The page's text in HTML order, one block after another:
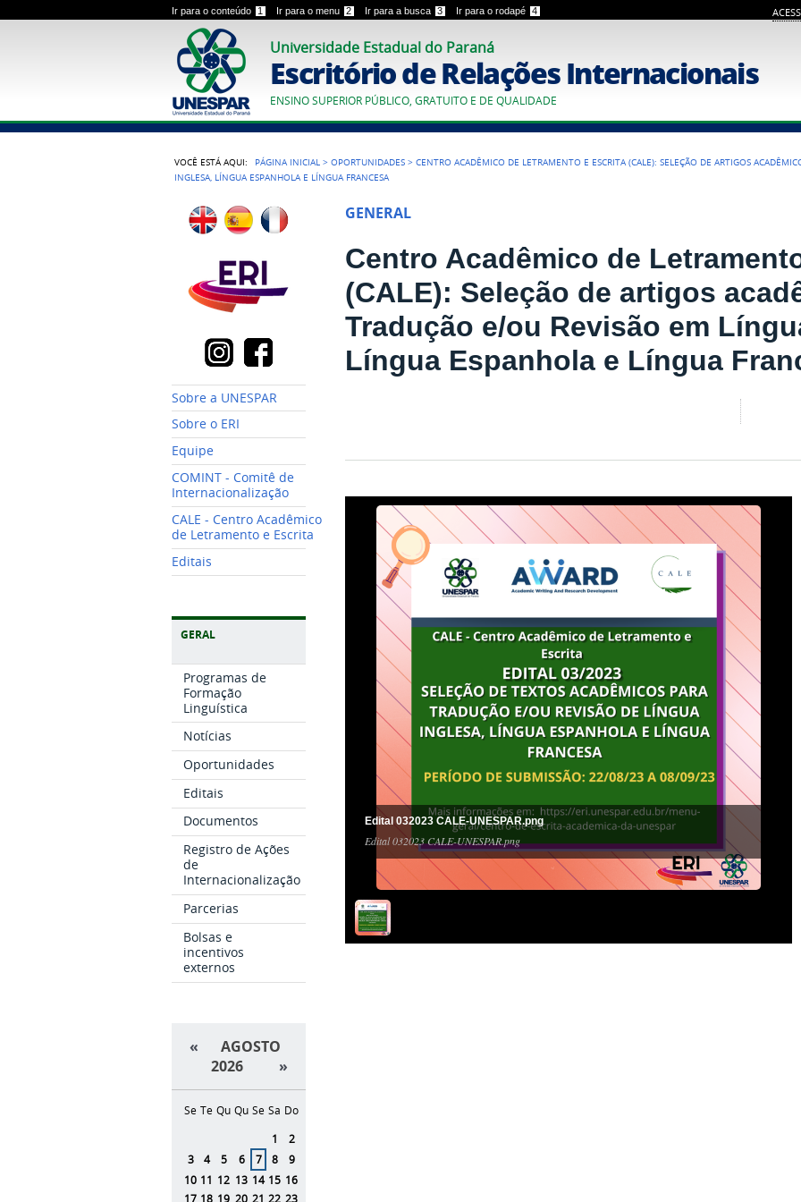
Ir para o conteúdo 1 Ir para o menu 2 Ir para a busca 3 Ir para o rodapé 4
Universidade Estadual do Paraná
Escritório de Relações Internacionais
ENSINO SUPERIOR PÚBLICO, GRATUITO E DE QUALIDADE
VOCÊ ESTÁ AQUI: PÁGINA INICIAL >OPORTUNIDADES >CENTRO ACADÊMICO DE LETRAMENTO E ESCRITA (CALE): SELEÇÃO DE ARTIGOS
INGLESA, LÍNGUA ESPANHOLA E LÍNGUA FRANCESA
Sobre a UNESPAR
Sobre o ERI
Equipe
COMINT - Comitê de
Internacionalização
CALE - Centro Acadêmico
de Letramento e Escrita
Editais
GERAL
Programas de
Formação
Linguística
Notícias
Oportunidades
Editais
Documentos
Registro de Ações
de
Internacionalização
Parcerias
Bolsas e
incentivos
externos
«
AGOSTO
2026
»
Se Te Qu Qu Se Sa Do
1
2
3
4 5 6 7 8
9
10 11 12 13 14 15 16
17 18 19 20 21 22 23
GENERAL
Centro Acadêmico de
(CALE): Seleção de artigos
Tradução e/ou Revisão em
Língua Espanhola e Língua
Edital 032023 CALE-UNESPAR.png
Edital 032023 CALE-UNESPAR.png